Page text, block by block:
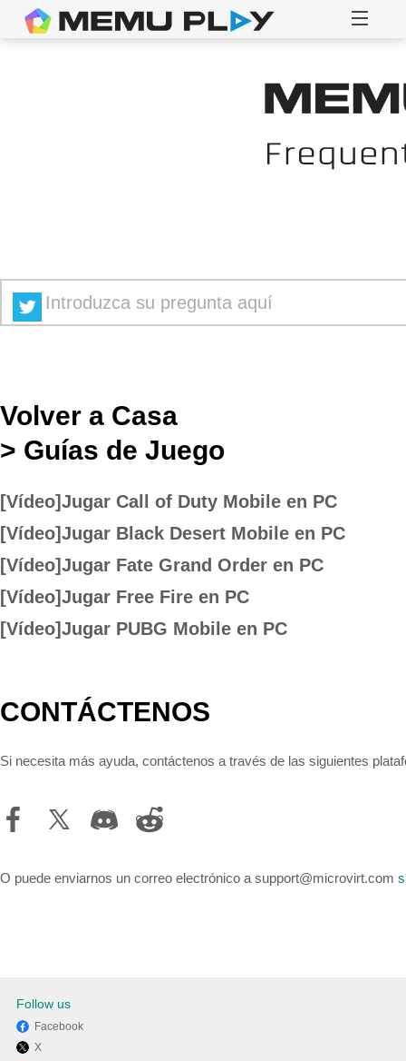
Volver a Casa
> Guías de Juego
[Vídeo]Jugar Call of Duty Mobile en PC
[Vídeo]Jugar Black Desert Mobile en PC
[Vídeo]Jugar Fate Grand Order en PC
[Vídeo]Jugar Free Fire en PC
[Vídeo]Jugar PUBG Mobile en PC
CONTÁCTENOS
Si necesita más ayuda, contáctenos a través de las siguientes
O puede enviarnos un correo electrónico a support@microvirt.com
Follow us
Facebook
X